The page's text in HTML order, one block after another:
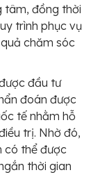
tâm, đồng thời
trình phục vụ
chăm sóc
đầu tư
đoán được
tế nhằm hỗ
trị. Nhờ đó,
có thể được
thời gian